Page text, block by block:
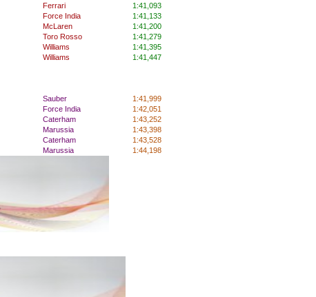
Ferrari
1:41,093
Force India
1:41,133
McLaren
1:41,200
Toro Rosso
1:41,279
Williams
1:41,395
Williams
1:41,447
Sauber
1:41,999
Force India
1:42,051
Caterham
1:43,252
Marussia
1:43,398
Caterham
1:43,528
Marussia 1:44,198